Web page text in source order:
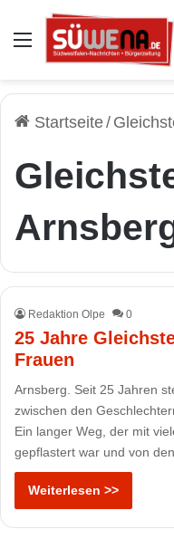
Auswahl
Startseite/
Redaktion Olpe 0
25 Jahre
Frauen
Arnsberg. Seit 25 Jahren
zwischen den
Ein langer Weg, der mit
gepflastert war und von
Weiterlesen >>